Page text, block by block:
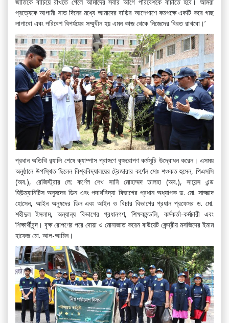
প্রত্যেকে আগামী সাত দিনের মধ্যে আমাদের বাড়ির আশেপাশে কমপক্ষে একটি করে গাছ
লাগাবো এবং পরিবেশ বিপর্যয়ের সম্মুখীন হয় এমন কাজ থেকে নিজেদের বিরত রাখবো।’
প্রধান অতিথি র‌্যালি শেষে ক্যাম্পাস প্রাঙ্গণে বৃক্ষরোপণ কর্মসূচি উদ্বোধন করেন। এসময়
অনুষ্ঠানে উপস্থিত ছিলেন বিশ্ববিদ্যালয়ের ট্রেজারার কর্ণেল মোঃ শওকত হুসেন, পিএসসি
(অব.), রেজিস্ট্রার লে: কর্ণেল শেখ সানি মোহাম্মদ তালহা (অব.), সায়েন্স এন্ড
হিউম্যানিটিস অনুষদের ডিন এবং পদার্থবিদ্যা বিভাগের প্রধান অধ্যাপক ড. মো. সাজ্জাদ
হোসেন, আইন অনুষদের ডিন এবং আইন ও বিচার বিভাগের প্রধান প্রফেসর ড. মো.
শহীদুল ইসলাম, অন্যান্য বিভাগের প্রধানগণ, শিক্ষকমন্ডলি, কর্মকর্তা-কর্মচারী এবং
শিক্ষার্থীবৃন্দ। বৃক্ষ রোপণের পরে দোয়া ও মোনাজাত করেন বাউয়েট কেন্দ্রীয় মসজিদের ইমাম
হাফেজ মো. আল-আমিন।